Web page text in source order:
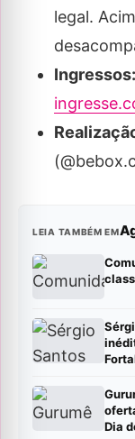
legal.
Ingressos:
LEIA TAMBÉM EM
Dia